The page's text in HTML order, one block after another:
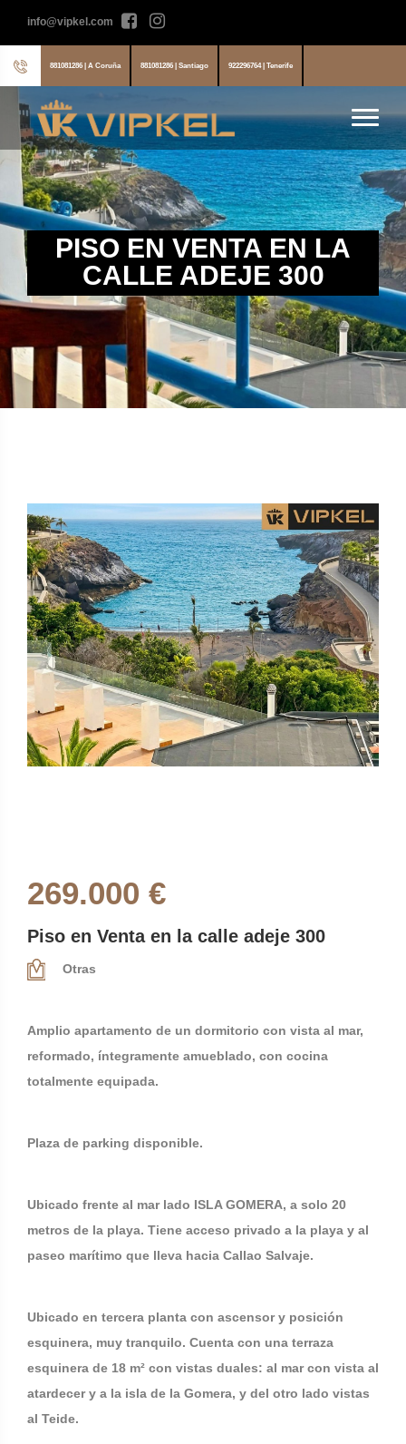
info@vipkel.com
881081286 | A Coruña 881081286 | Santiago 922296764 | Tenerife
PISO EN VENTA EN LA
CALLE ADEJE 300
269.000 €
Piso en Venta en la calle adeje 300
Otras
Amplio apartamento de un dormitorio con vista al mar,
reformado, íntegramente amueblado, con cocina
totalmente equipada.
Plaza de parking disponible.
Ubicado frente al mar lado ISLA GOMERA, a solo 20
metros de la playa. Tiene acceso privado a la playa y al
paseo marítimo que lleva hacia Callao Salvaje.
Ubicado en tercera planta con ascensor y posición
esquinera, muy tranquilo. Cuenta con una terraza
esquinera de 18 m² con vistas duales: al mar con vista al
atardecer y a la isla de la Gomera, y del otro lado vistas
al Teide.